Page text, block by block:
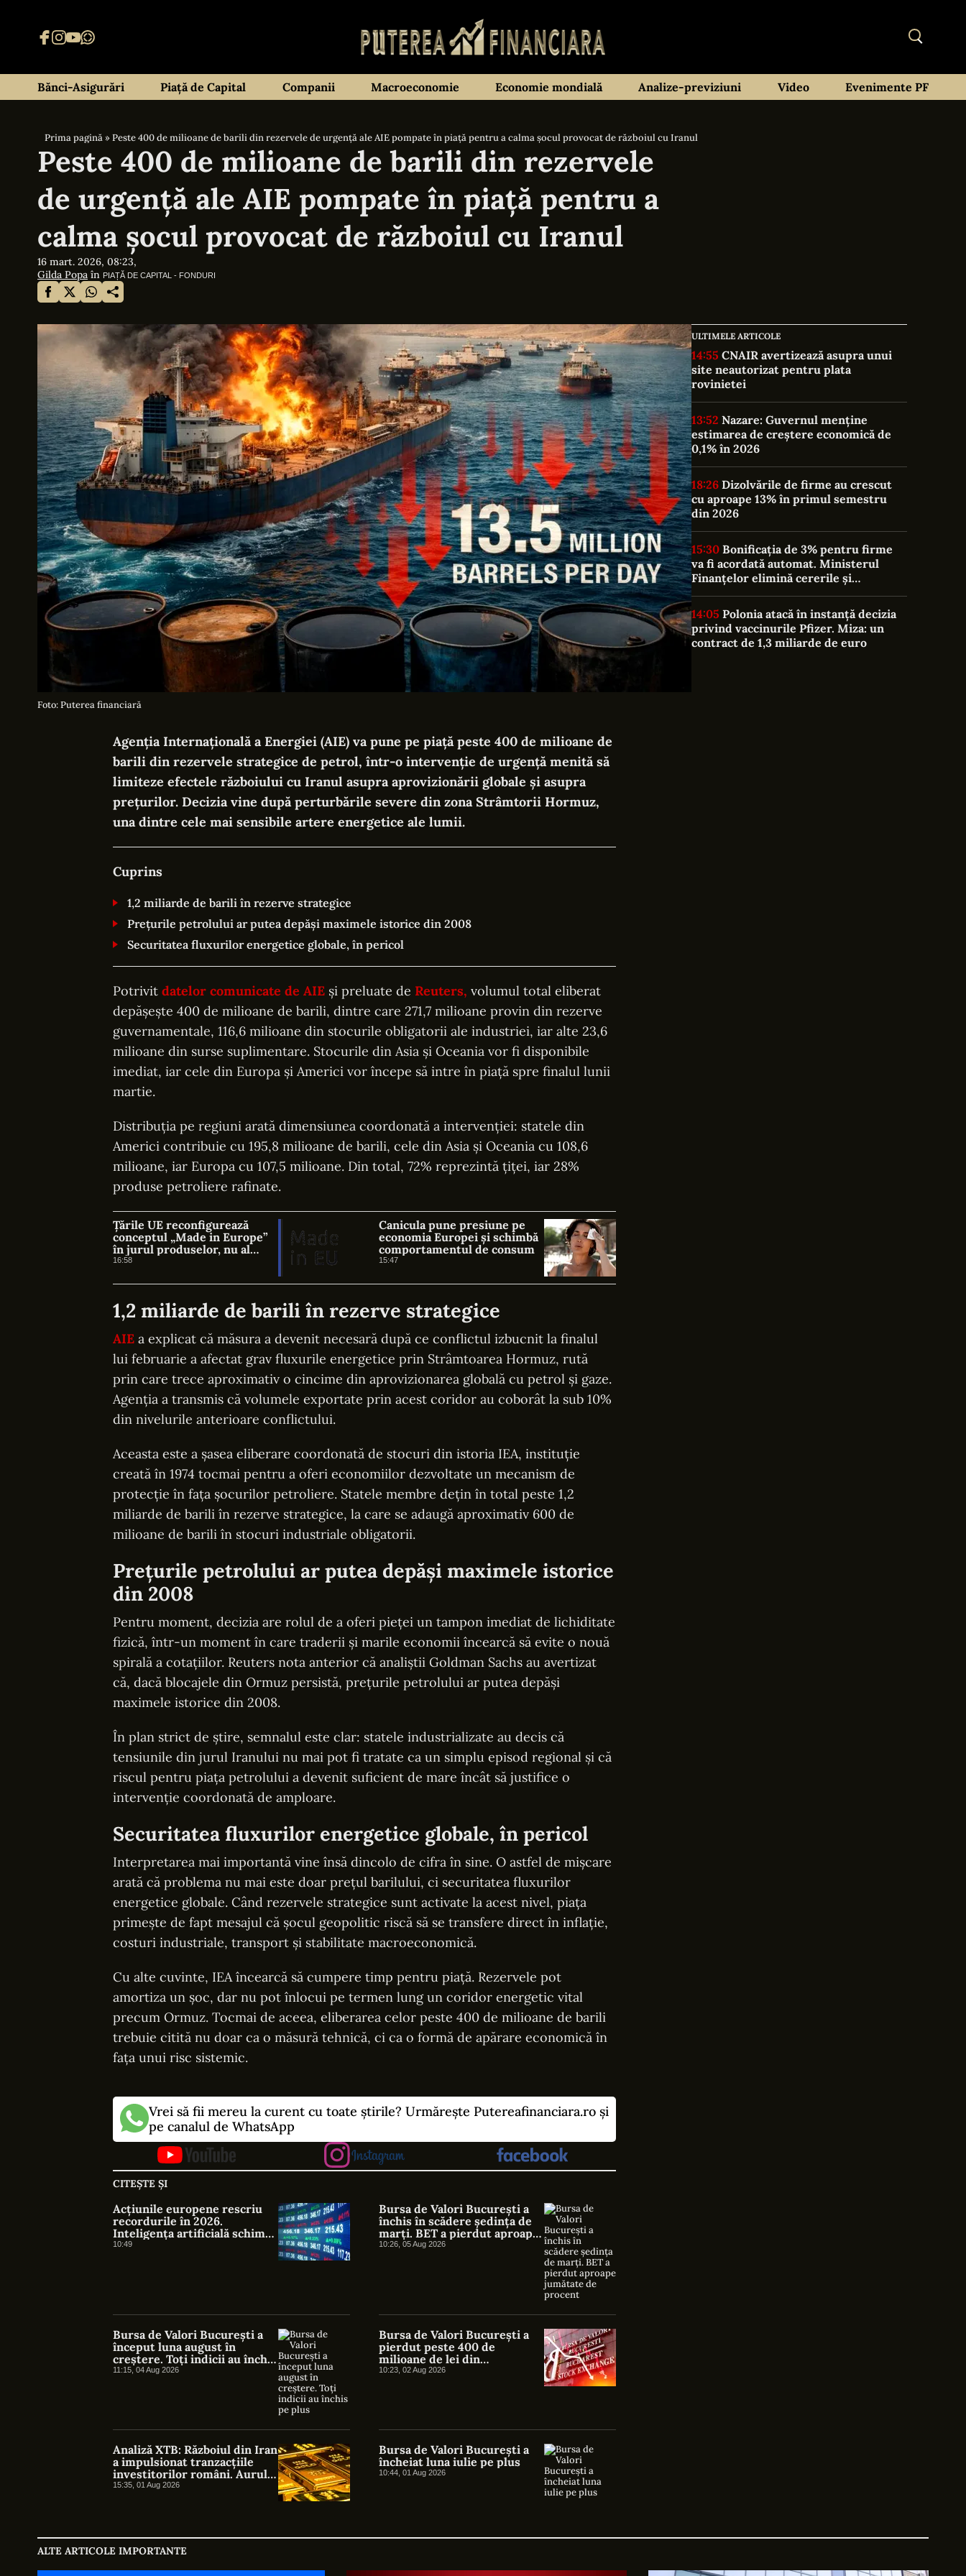
Bănci-Asigurări Piață de Capital Companii Macroeconomie Economie mondială Analize-previziuni Video Evenimente PF
Prima pagină»Peste 400 de milioane de barili din rezervele de urgență ale AIE pompate în piață pentru a calma șocul provocat de războiul cu Iranul
Peste 400 de milioane de barili din rezervele
de urgență ale AIE pompate în piață pentru a
calma șocul provocat de războiul cu Iranul
16 mart. 2026, 08:23,
Gilda Popa în PIAȚĂ DE CAPITAL - FONDURI
Foto: Puterea financiară
Agenția Internațională a Energiei (AIE) va pune pe piață peste 400 de milioane de
barili din rezervele strategice de petrol, într-o intervenție de urgență menită să
limiteze efectele războiului cu Iranul asupraaprovizionării globale și asupra
prețurilor. Decizia vine după perturbările severe din zona Strâmtorii Hormuz,
una dintre cele mai sensibile artere energetice ale lumii.
Cuprins
1,2 miliarde de barili în rezerve strategice
Prețurile petrolului ar putea depăși maximele istorice din 2008
Securitatea fluxurilor energetice globale, în pericol
Potrivit datelor comunicate de AIE și preluate de Reuters, volumul total eliberat
depășește 400 de milioane de barili, dintre care 271,7 milioane provin din rezerve
guvernamentale, 116,6 milioane din stocurile obligatorii ale industriei, iar alte 23,6
milioane din surse suplimentare. Stocurile din Asia și Oceania vor fi disponibile
imediat, iar cele din Europa și Americi vor începe să intre în piață spre finalul lunii
martie.
Distribuția pe regiuni arată dimensiunea coordonată a intervenției: statele din
Americi contribuie cu 195,8 milioane de barili, cele din Asia și Oceania cu 108,6
milioane, iar Europa cu 107,5 milioane. Din total, 72% reprezintă țiței, iar 28%
produse petroliere rafinate.
Țările UE reconfigurează
conceptul „Made in Europe”
în jurul produselor, nu al
țărilor
16:58
Canicula pune presiune pe
economia Europei și schimbă
comportamentul de consum
15:47
1,2 miliarde de barili în rezerve strategice
AIE a explicat că măsura a devenit necesară după ce conflictul izbucnit la finalul
lui februarie a afectat grav fluxurile energetice prin Strâmtoarea Hormuz, rută
prin care trece aproximativ o cincime din aprovizionarea globală cu petrol și gaze.
Agenția a transmis că volumele exportate prin acest coridor au coborât la sub 10%
din nivelurile anterioare conflictului.
Aceasta este a șasea eliberare coordonată de stocuri din istoria IEA, instituție
creată în 1974 tocmai pentru a oferi economiilor dezvoltate un mecanism de
protecție în fața șocurilor petroliere. Statele membre dețin în total peste 1,2
miliarde de barili în rezerve strategice, la care se adaugă aproximativ 600 de
milioane de barili în stocuri industriale obligatorii.
Prețurile petrolului ar putea depăși maximele istorice
din 2008
Pentru moment, decizia are rolul de a oferi pieței un tampon imediat de lichiditate
fizică, într-un moment în care traderii și marile economii încearcă să evite o nouă
spirală a cotațiilor. Reuters nota anterior că analiștii Goldman Sachs au avertizat
că, dacă blocajele din Ormuz persistă, prețurile petrolului ar putea depăși
maximele istorice din 2008.
În plan strict de știre, semnalul este clar: statele industrializate au decis că
tensiunile din jurul Iranului nu mai pot fi tratate ca un simplu episod regional și că
riscul pentru piața petrolului a devenit suficient de mare încât să justifice o
intervenție coordonată de amploare.
Securitatea fluxurilor energetice globale, în pericol
Interpretarea mai importantă vine însă dincolo de cifra în sine. O astfel de mișcare
arată că problema nu mai este doar prețul barilului, ci securitatea fluxurilor
energetice globale. Când rezervele strategice sunt activate la acest nivel, piața
primește de fapt mesajul că șocul geopolitic riscă să se transfere direct în inflație,
costuri industriale, transport și stabilitate macroeconomică.
Cu alte cuvinte, IEA încearcă să cumpere timp pentru piață. Rezervele pot
amortiza un șoc, dar nu pot înlocui pe termen lung un coridor energetic vital
precum Ormuz. Tocmai de aceea, eliberarea celor peste 400 de milioane de barili
trebuie citită nu doar ca o măsură tehnică, ci ca o formă de apărare economică în
fața unui risc sistemic.
Vrei să fii mereu la curent cu toate știrile? Urmărește Putereafinanciara.ro și
pe canalul de WhatsApp
CITEȘTE ȘI
Acțiunile europene rescriu
recordurile în 2026.
Inteligența artificială schimbă
liderii bursei
10:49
Bursa de Valori București a
închis în scădere ședința de
marți. BET a pierdut aproape
jumătate de procent
10:26, 05 Aug 2026
Bursa de Valori București a
început luna august în
creștere. Toți indicii au închis
pe plus
11:15, 04 Aug 2026
Bursa de Valori București a
pierdut peste 400 de
milioane de lei din
capitalizare într-o săptămână
10:23, 02 Aug 2026
Analiză XTB: Războiul din Iran
a impulsionat tranzacțiile
investitorilor români. Aurul,
petrolul și indicii americani
15:35, 01 Aug 2026
Bursa de Valori București a
încheiat luna iulie pe plus
10:44, 01 Aug 2026
ULTIMELE ARTICOLE
14:55
site neautorizat pentru plata
rovinietei
13:52
estimarea de creștere economică de
0,1% în 2026
18:26
cu aproape 13% în primul semestru
din 2026
15:30
va fi acordată automat. Ministerul
Finanțelor elimină cererile și
documentele suplimentare
14:05
privind vaccinurile Pfizer. Miza: un
contract de 1,3 miliarde de euro
ALTE ARTICOLE IMPORTANTE